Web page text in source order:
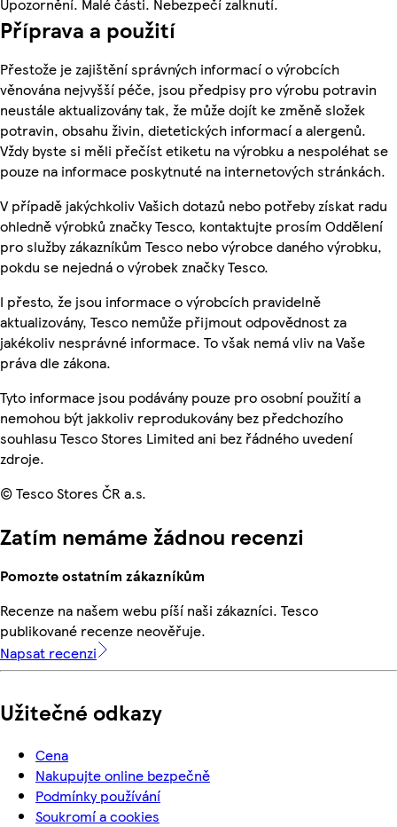
Upozornění. Malé části. Nebezpečí zalknutí.
Příprava a použití
Přestože je zajištění správných informací o výrobcích
věnována nejvyšší péče, jsou předpisy pro výrobu potravin
neustále aktualizovány tak, že může dojít ke změně složek
potravin, obsahu živin, dietetických informací a alergenů.
Vždy byste si měli přečíst etiketu na výrobku a nespoléhat se
pouze na informace poskytnuté na internetových stránkách.
V případě jakýchkoliv Vašich dotazů nebo potřeby získat radu
ohledně výrobků značky Tesco, kontaktujte prosím Oddělení
pro služby zákazníkům Tesco nebo výrobce daného výrobku,
pokdu se nejedná o výrobek značky Tesco.
I přesto, že jsou informace o výrobcích pravidelně
aktualizovány, Tesco nemůže přijmout odpovědnost za
jakékoliv nesprávné informace. To však nemá vliv na Vaše
práva dle zákona.
Tyto informace jsou podávány pouze pro osobní použití a
nemohou být jakkoliv reprodukovány bez předchozího
souhlasu Tesco Stores Limited ani bez řádného uvedení
zdroje.
© Tesco Stores ČR a.s.
Zatím nemáme žádnou recenzi
Pomozte ostatním zákazníkům
Recenze na našem webu píší naši zákazníci. Tesco
publikované recenze neověřuje.
Napsat recenzi
Užitečné odkazy
Cena
Nakupujte online bezpečně
Podmínky používání
Soukromí a cookies